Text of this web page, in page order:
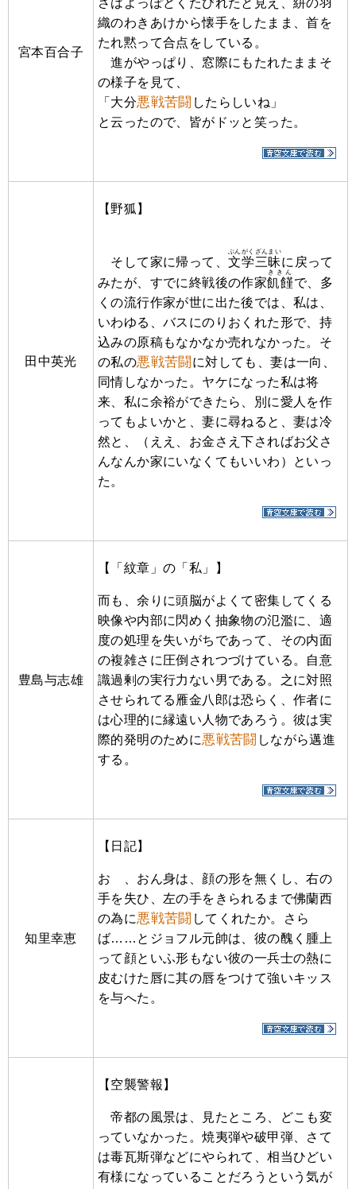
宮本百合子
さはよっぽどくたびれたと見え、絣の羽
織のわきあけから懐手をしたまま、首を
たれ黙って合点をしている。
進がやっぱり、窓際にもたれたままそ
の様子を見て、
「大分悪戦苦闘 したらしいね」
と云ったので、皆がドッと笑った。
田中英光
【野狐】
そして家に帰って、 文学三昧
ぶんがくざんまい
に戻って
みたが、すでに終戦後の作家飢饉
ききん
で、多
くの流行作家が世に出た後では、私は、
いわゆる、バスにのりおくれた形で、持
込みの原稿もなかなか売れなかった。そ
の私の悪戦苦闘 に対しても、妻は一向、
同情しなかった。ヤケになった私は将
来、私に余裕ができたら、別に愛人を作
ってもよいかと、妻に尋ねると、妻は冷
然と、（ええ、お金さえ下さればお父さ
んなんか家にいなくてもいいわ）といっ
た。
豊島与志雄
【「紋章」の「私」】
而も、余りに頭脳がよくて密集してくる
映像や内部に閃めく抽象物の氾濫に、適
度の処理を失いがちであって、その内面
の複雑さに圧倒されつづけている。自意
識過剰の実行力ない男である。之に対照
させられてる雁金八郎は恐らく、作者に
は心理的に縁遠い人物であろう。彼は実
際的発明のために悪戦苦闘 しながら邁進
する。
知里幸恵
【日記】
おゝ、おん身は、顔の形を無くし、右の
手を失ひ、左の手をきられるまで佛蘭西
の為に悪戦苦闘 してくれたか。さら
ば……とジョフル元帥は、彼の醜く腫上
って顔といふ形もない彼の一兵士の熱に
皮むけた唇に其の唇をつけて強いキッス
を与へた。
【空襲警報】
帝都の風景は、見たところ、どこも変
っていなかった。焼夷弾や破甲弾、さて
は毒瓦斯弾などにやられて、相当ひどい
有様になっていることだろうという気が